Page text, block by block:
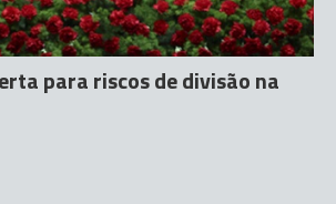
para riscos de divisão na